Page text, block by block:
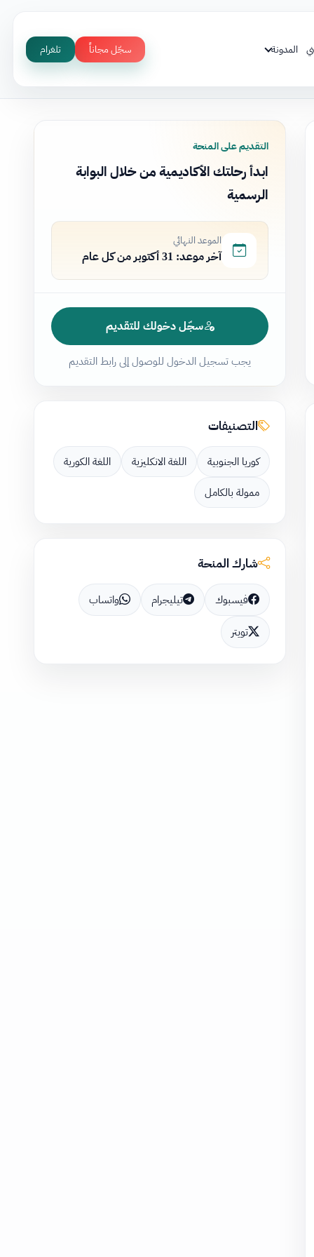
المدونة سجّل مجاناً تلغرام
التقديم على المنحة
ابدأ رحلتك الأكاديمية من خلال البوابة
الرسمية
الموعد النهائي
آخر موعد: 31 أكتوبر من كل عام
سجّل دخولك للتقديم
يجب تسجيل الدخول للوصول إلى رابط التقديم
التصنيفات
كوريا الجنوبية اللغة الانكليزية
اللغة الكورية
ممولة بالكامل
شارك المنحة
فيسبوك تيليجرام واتساب
تويتر